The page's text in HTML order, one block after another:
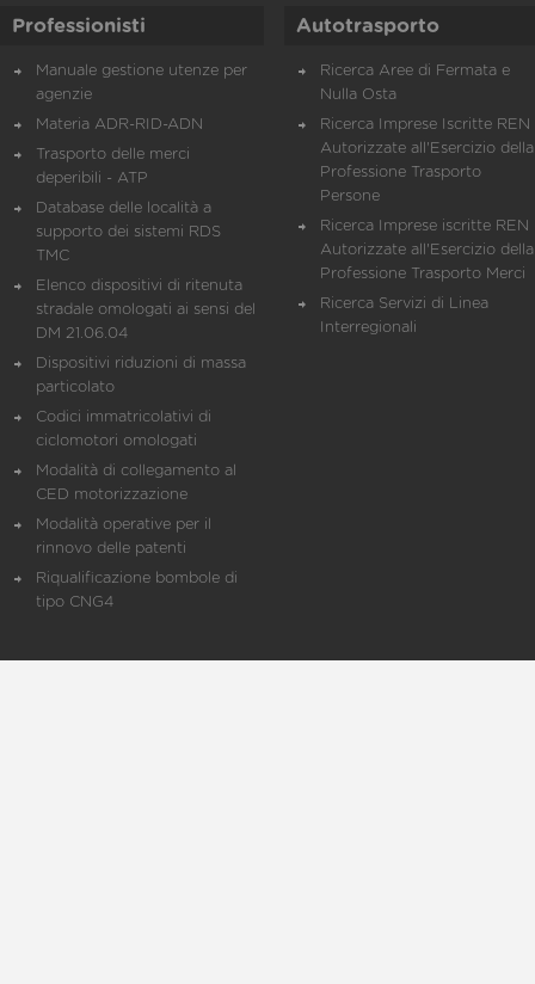
Professionisti
Manuale gestione utenze per
agenzie
Materia ADR-RID-ADN
Trasporto delle merci
deperibili - ATP
Database delle località a
supporto dei sistemi RDS
TMC
Elenco dispositivi di ritenuta
stradale omologati ai sensi del
DM 21.06.04
Dispositivi riduzioni di massa
particolato
Codici immatricolativi di
ciclomotori omologati
Modalità di collegamento al
CED motorizzazione
Modalità operative per il
rinnovo delle patenti
Riqualificazione bombole di
tipo CNG4
Autotrasporto
Ricerca Aree di Fermata e
Nulla Osta
Ricerca Imprese Iscritte REN
Autorizzate all'Esercizio della
Professione Trasporto
Persone
Ricerca Imprese iscritte REN
Autorizzate all'Esercizio della
Professione Trasporto Merci
Ricerca Servizi di Linea
Interregionali